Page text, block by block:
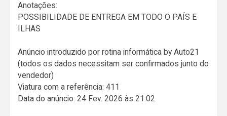
Anotações:
POSSIBILIDADE DE ENTREGA EM TODO O PAÍS E
ILHAS
Anúncio introduzido por rotina informática by Auto21
(todos os dados necessitam ser confirmados junto do
vendedor)
Viatura com a referência: 411
Data do anúncio: 24 Fev. 2026 às 21:02